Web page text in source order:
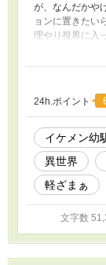
が、なんだかや
ョンに置きたい
理やり視界に入
の堪忍袋の緒が
能なのでいりま
主犯だと言い張
馴染みで従者で
を受けることに
ールビューティ
ストーリーです
ご注意ください
はありません。
24h.ポイント
イケメン幼
異世界
軽ざまぁ
文字数